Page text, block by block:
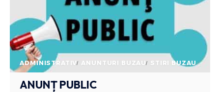
ADMINISTRATIV ANUNTURI BUZAU STIRI BUZAU
ANUNȚ PUBLIC